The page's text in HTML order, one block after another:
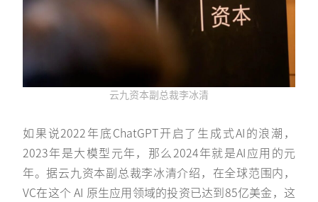
云九资本副总裁李冰清
如果说2022年底ChatGPT开启了生成式AI的浪潮，
2023年是大模型元年，那么2024年就是AI应用的元
年。据云九资本副总裁李冰清介绍，在全球范围内，
VC在这个 AI 原生应用领域的投资已达到85亿美金，这